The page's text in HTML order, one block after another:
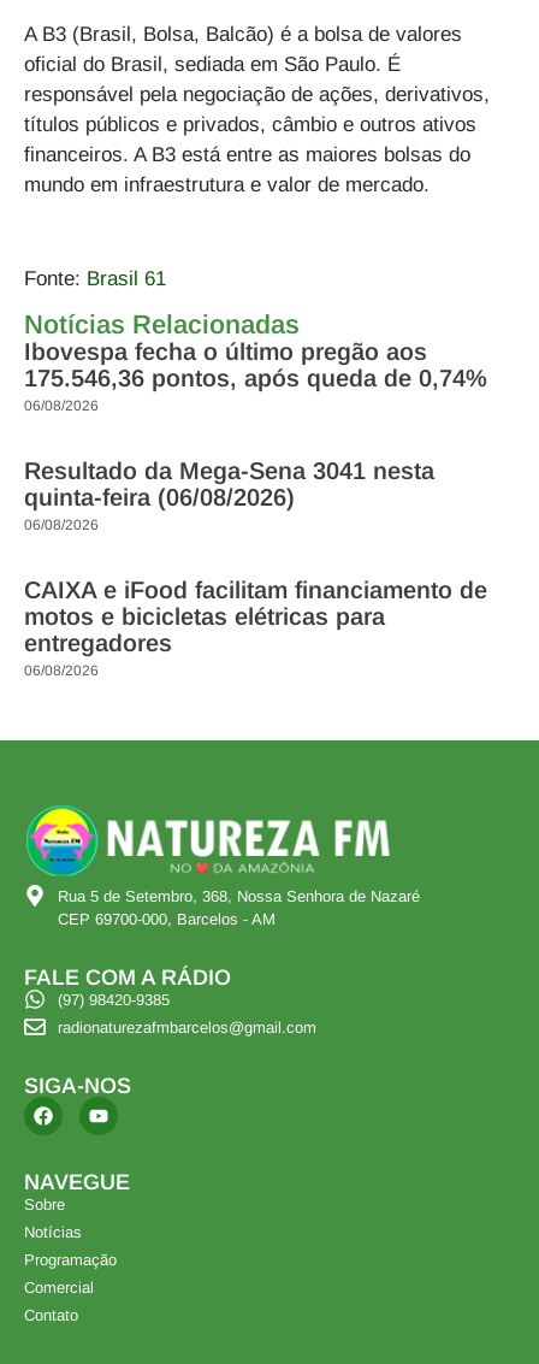
A B3 (Brasil, Bolsa, Balcão) é a bolsa de valores
oficial do Brasil, sediada em São Paulo. É
responsável pela negociação de ações, derivativos,
títulos públicos e privados, câmbio e outros ativos
financeiros. A B3 está entre as maiores bolsas do
mundo em infraestrutura e valor de mercado.
Fonte: Brasil 61
Notícias Relacionadas
Ibovespa fecha o último pregão aos
175.546,36 pontos, após queda de 0,74%
06/08/2026
Resultado da Mega-Sena 3041 nesta
quinta-feira (06/08/2026)
06/08/2026
CAIXA e iFood facilitam financiamento de
motos e bicicletas elétricas para
entregadores
06/08/2026
Rua 5 de Setembro, 368, Nossa Senhora de Nazaré
CEP 69700-000, Barcelos - AM
FALE COM A RÁDIO
(97) 98420-9385
radionaturezafmbarcelos@gmail.com
SIGA-NOS
NAVEGUE
Sobre
Notícias
Programação
Comercial
Contato